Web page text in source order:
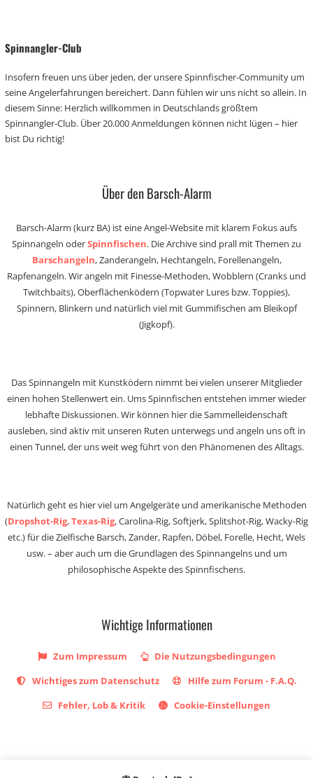
Spinnangler-Club
Insofern freuen uns über jeden, der unsere Spinnfischer-Community um
seine Angelerfahrungen bereichert. Dann fühlen wir uns nicht so allein. In
diesem Sinne: Herzlich willkommen in Deutschlands größtem
Spinnangler-Club. Über 20.000 Anmeldungen können nicht lügen – hier
bist Du richtig!
Über den Barsch-Alarm
Barsch-Alarm (kurz BA) ist eine Angel-Website mit klarem Fokus aufs
Spinnangeln oderSpinnfischen. Die Archive sind prall mit Themen zu
Barschangeln, Zanderangeln, Hechtangeln, Forellenangeln,
Rapfenangeln. Wir angeln mit Finesse-Methoden, Wobblern (Cranks und
Twitchbaits), Oberflächenködern (Topwater Lures bzw. Toppies),
Spinnern, Blinkern und natürlich viel mit Gummifischen am Bleikopf
(Jigkopf).
Das Spinnangeln mit Kunstködern nimmt bei vielen unserer Mitglieder
einen hohen Stellenwert ein. Ums Spinnfischen entstehen immer wieder
lebhafte Diskussionen. Wir können hier die Sammelleidenschaft
ausleben, sind aktiv mit unseren Ruten unterwegs und angeln uns oft in
einen Tunnel, der uns weit weg führt von den Phänomenen des Alltags.
Natürlich geht es hier viel um Angelgeräte und amerikanische Methoden
(Dropshot-Rig,Texas-Rig, Carolina-Rig, Softjerk, Splitshot-Rig, Wacky-Rig
etc.) für die Zielfische Barsch, Zander, Rapfen, Döbel, Forelle, Hecht, Wels
usw. – aber auch um die Grundlagen des Spinnangelns und um
philosophische Aspekte des Spinnfischens.
Wichtige Informationen
Zum Impressum
Die Nutzungsbedingungen
Wichtiges zum Datenschutz
Hilfe zum Forum - F.A.Q.
Fehler, Lob & Kritik
Cookie-Einstellungen